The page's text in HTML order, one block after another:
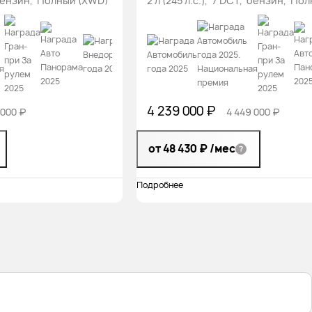
₽ 4 239 000 ₽ 4 449 000 ₽
от 48 430 ₽/мес
Подробнее